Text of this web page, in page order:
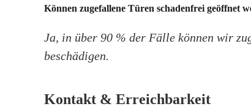
Können zugefallene Türen schadenfrei geöffnet
Ja, in über 90 % der Fälle können wir
beschädigen.
Kontakt & Erreichbarkeit